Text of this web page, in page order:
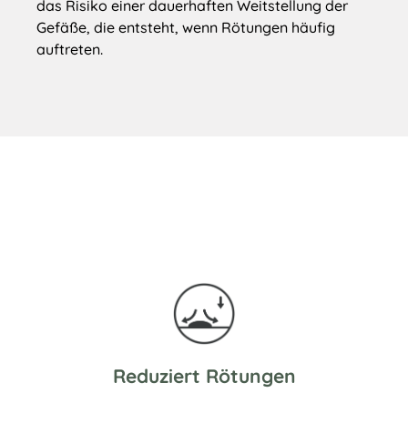
das Risiko einer dauerhaften Weitstellung der
Gefäße, die entsteht, wenn Rötungen häufig
auftreten.
Reduziert Rötungen